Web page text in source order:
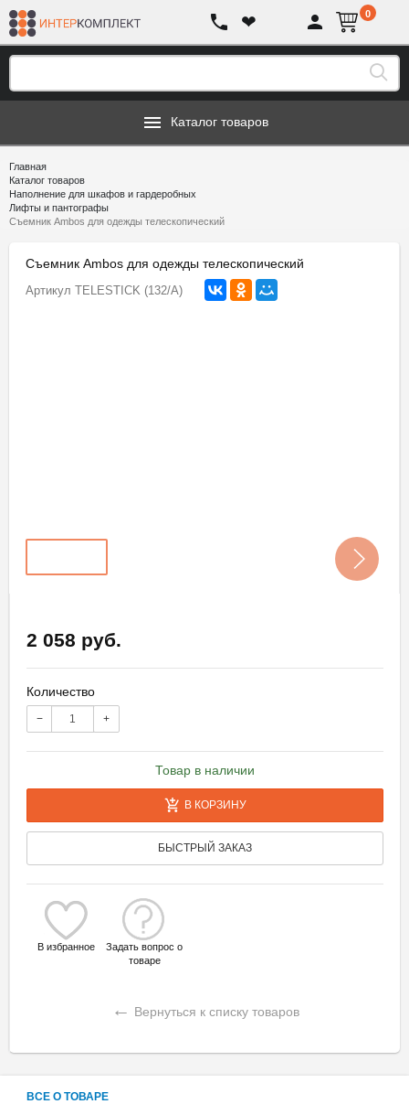
❤ 0
Каталог товаров
Главная
Каталог товаров
Наполнение для шкафов и гардеробных
Лифты и пантографы
Съемник Ambos для одежды телескопический
Съемник Ambos для одежды телескопический
Артикул TELESTICK (132/A)
2 058 руб.
Количество
− +
Товар в наличии
В КОРЗИНУ
БЫСТРЫЙ ЗАКАЗ
В избранное
Задать вопрос о
товаре
← Вернуться к списку товаров
ВСЕ О ТОВАРЕ